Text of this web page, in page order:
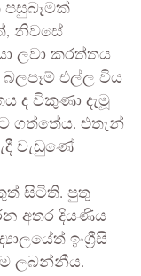
නිවසේ
ලවා කරත්තය
එල්ල විය
ද විකුණා දැමූ
ගත්තේය. එතැන්
වැඩුණේ
සිටිති. පුතු
අතර දියණිය
ඉංග්‍රීසි
ලබන්නීය.